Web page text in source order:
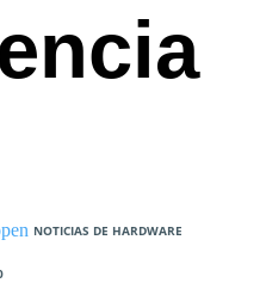
NOTICIAS DE HARDWARE